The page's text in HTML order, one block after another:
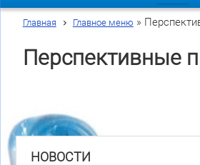
Главная Главное меню »
Перспективные
НОВОСТИ